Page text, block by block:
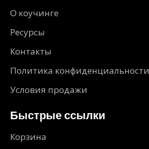
О коучинге
Ресурсы
Контакты
Политика конфиденциальности
Условия продажи
Быстрые ссылки
Корзина